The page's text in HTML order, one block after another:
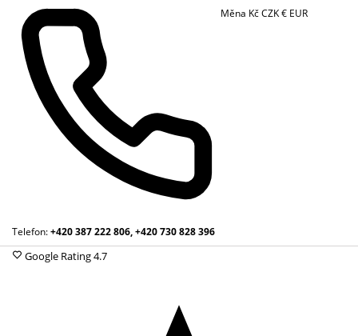
Telefon:+420 387 222 806, +420 730 828 396
Měna KčCZK€ EUR
Google Rating4.7